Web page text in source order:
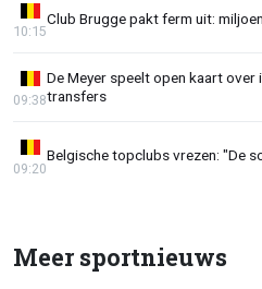
Club Brugge pakt ferm uit:
10:15
De Meyer speelt open kaart over
transfers
09:38
Belgische topclubs vrezen: "De
09:20
Meer sportnieuws